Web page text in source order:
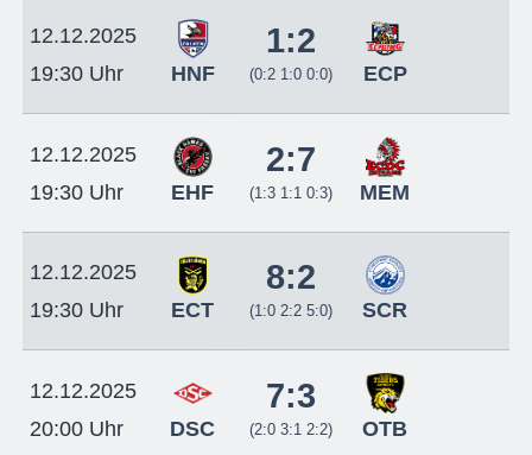
12.12.2025
19:30 Uhr
HNF
1:2
(0:2 1:0 0:0) ECP
12.12.2025
19:30 Uhr
EHF
2:7
(1:3 1:1 0:3) MEM
12.12.2025
19:30 Uhr
ECT
8:2
(1:0 2:2 5:0) SCR
12.12.2025
20:00 Uhr
DSC
7:3
(2:0 3:1 2:2) OTB